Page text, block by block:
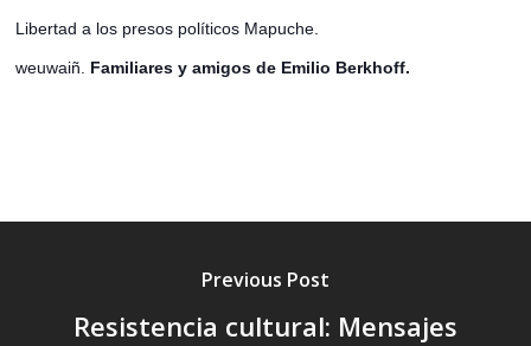
Libertad a los presos políticos Mapuche.
weuwaiñ. Familiares y amigos de Emilio Berkhoff.
Previous Post
Resistencia cultural: Mensajes